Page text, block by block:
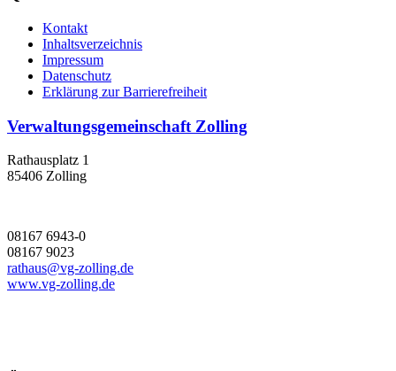
Kontakt
Inhaltsverzeichnis
Impressum
Datenschutz
Erklärung zur Barrierefreiheit
Verwaltungsgemeinschaft Zolling
Rathausplatz 1
85406 Zolling
08167 6943-0
08167 9023
rathaus@vg-zolling.de
www.vg-zolling.de